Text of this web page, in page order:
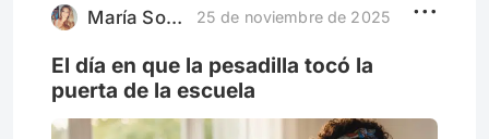
caoba, con sus vetas suaves y cálidas, e
María Soledad Castro González 25 de noviembre de 2025
El día en que la pesadilla tocó la
puerta de la escuela